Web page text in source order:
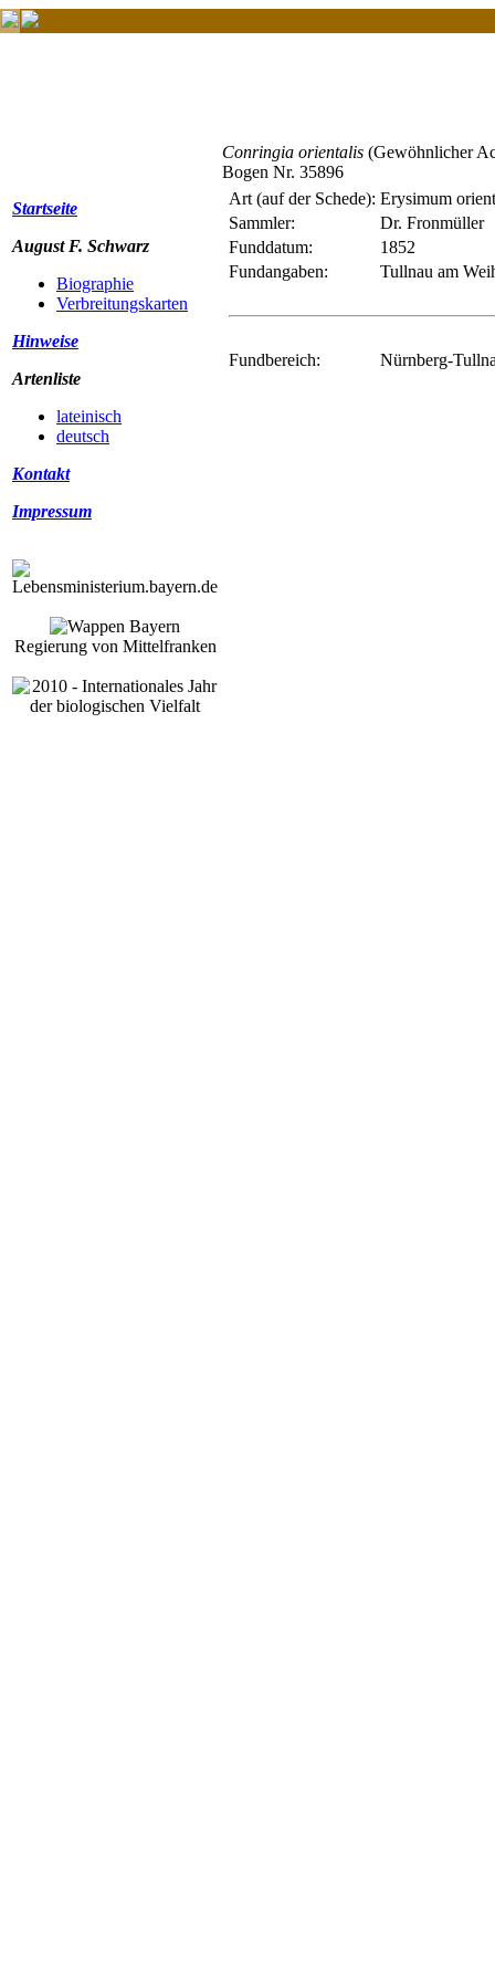
Startseite
August F. Schwarz
Biographie
Verbreitungskarten
Hinweise
Artenliste
lateinisch
deutsch
Kontakt
Impressum
Regierung von Mittelfranken
Conringia orientalis (Gewöhnlicher
Bogen Nr. 35896
Art (auf der Schede): Erysimum
Sammler:
Dr. Fronmüller
Funddatum:
1852
Fundangaben:
Tullnau am
Fundbereich: Nürnberg-